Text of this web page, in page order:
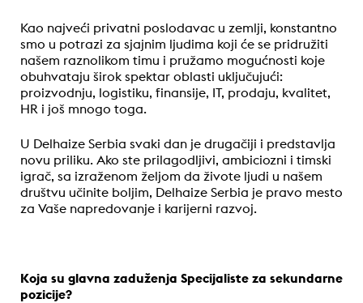
Kao najveći privatni poslodavac u zemlji, konstantno
smo u potrazi za sjajnim ljudima koji će se pridružiti
našem raznolikom timu i pružamo mogućnosti koje
obuhvataju širok spektar oblasti uključujući:
proizvodnju, logistiku, finansije, IT, prodaju, kvalitet,
HR i još mnogo toga.
U Delhaize Serbia svaki dan je drugačiji i predstavlja
novu priliku. Ako ste prilagodljivi, ambiciozni i timski
igrač, sa izraženom željom da živote ljudi u našem
društvu učinite boljim, Delhaize Serbia je pravo mesto
za Vaše napredovanje i karijerni razvoj.
Koja su glavna zaduženja Specijaliste za sekundarne
pozicije?